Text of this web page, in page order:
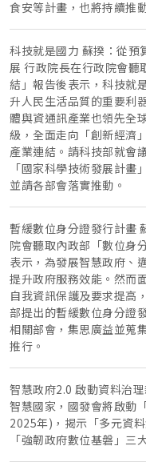
食安等計畫，也將持續推
科技就是國力 蘇揆：從預
展 行政院長在行政院會聽
結」報告後表示，科技就
升人民生活品質的重要利
體與資通訊產業也領先全
級，全面走向「創新經濟
產業連結。請科技部就會
「國家科學技術發展計畫
並請各部會落實推動。
暫緩數位身分證發行計畫
院會聽取內政部「數位身
表示，為發展智慧政府、
提升政府服務效能。然而
自我資訊保護及要求提高
部提出的暫緩數位身分證
相關部會，集思廣益並蒐
推行。
智慧政府2.0 啟動資料治
智慧國家，國發會將啟動
2025年)，揭示「多元資
「強韌政府數位基磐」三